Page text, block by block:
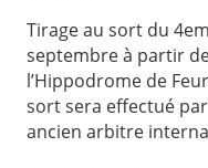
Tirage au sort du
septembre à partir
l’Hippodrome de
sort sera effectué par
ancien arbitre